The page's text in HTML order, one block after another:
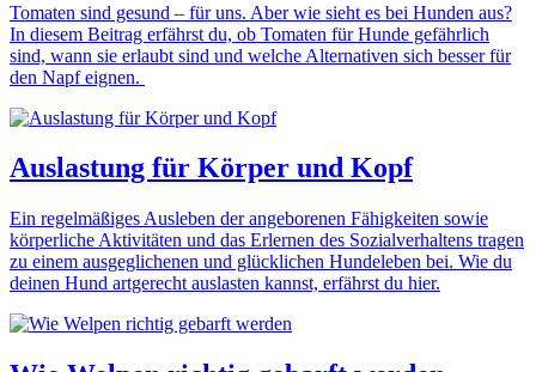
Tomaten sind gesund – für uns. Aber wie sieht es bei Hunden aus?
In diesem Beitrag erfährst du, ob Tomaten für Hunde gefährlich
sind, wann sie erlaubt sind und welche Alternativen sich besser für
den Napf eignen.
Auslastung für Körper und Kopf
Ein regelmäßiges Ausleben der angeborenen Fähigkeiten sowie
körperliche Aktivitäten und das Erlernen des Sozialverhaltens tragen
zu einem ausgeglichenen und glücklichen Hundeleben bei. Wie du
deinen Hund artgerecht auslasten kannst, erfährst du hier.